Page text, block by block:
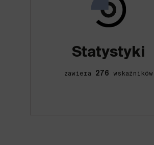
Statystyki
zawiera 276 wskaźników